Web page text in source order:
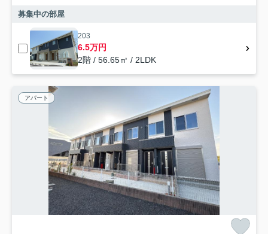
募集中の部屋
203
6.5万円
2階 / 56.65㎡ / 2LDK
アパート